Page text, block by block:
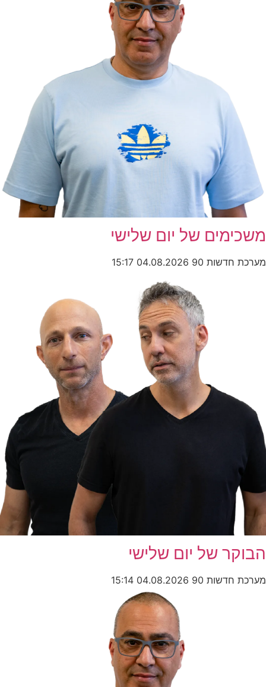
משכימים של יום שלישי
מערכת חדשות 90 04.08.2026
15:17
הבוקר של יום שלישי
מערכת חדשות 90 04.08.2026
15:14